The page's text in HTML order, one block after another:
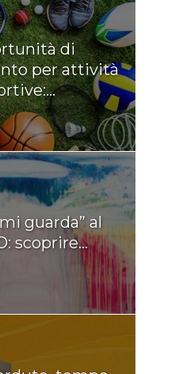
di
per attività
guarda” al
scoprire...